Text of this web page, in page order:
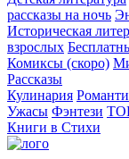
рассказы на ночь
Историческая
взрослых
Комиксы (скоро)
Рассказы
Кулинария
Ужасы Фэнтези
Книги в Стихи